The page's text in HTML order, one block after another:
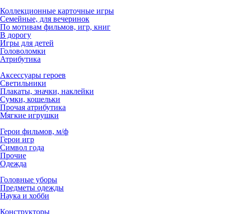
Коллекционные карточные игры
Семейные, для вечеринок
По мотивам фильмов, игр, книг
В дорогу
Игры для детей
Головоломки
Атрибутика
Аксессуары героев
Светильники
Плакаты, значки, наклейки
Сумки, кошельки
Прочая атрибутика
Мягкие игрушки
Герои фильмов, м/ф
Герои игр
Символ года
Прочие
Одежда
Головные уборы
Предметы одежды
Наука и хобби
Конструкторы